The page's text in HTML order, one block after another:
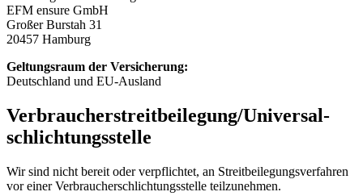
EFM ensure GmbH
Großer Burstah 31
20457 Hamburg
Geltungsraum der Versicherung:
Deutschland und EU-Ausland
Verbraucher­streit­beilegung/Universal­
schlichtungs­stelle
Wir sind nicht bereit oder verpflichtet, an Streitbeilegungsverfahren
vor einer Verbraucherschlichtungsstelle teilzunehmen.